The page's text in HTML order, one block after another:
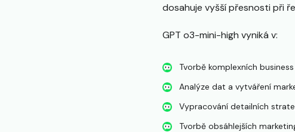
dosahuje vyšší přesnosti při
GPT o3-mini-high vyniká v:
Tvorbě komplexních
Analýze dat a vytváření
Vypracování detailních
Tvorbě obsáhlejších